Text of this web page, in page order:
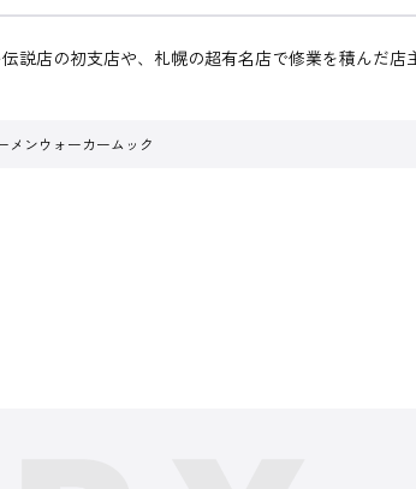
説店の初支店や、札幌の超有名店で修業を積んだ
メンウォーカームック